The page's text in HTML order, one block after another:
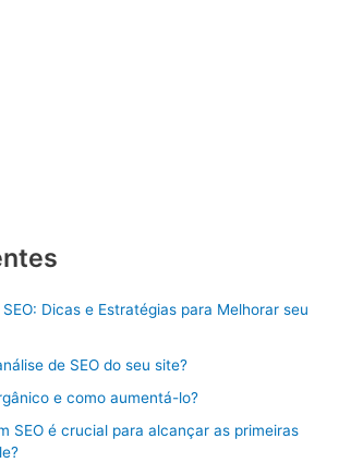
Dicas e Estratégias para Melhorar seu
de SEO do seu site?
e como aumentá-lo?
SEO é crucial para alcançar as primeiras